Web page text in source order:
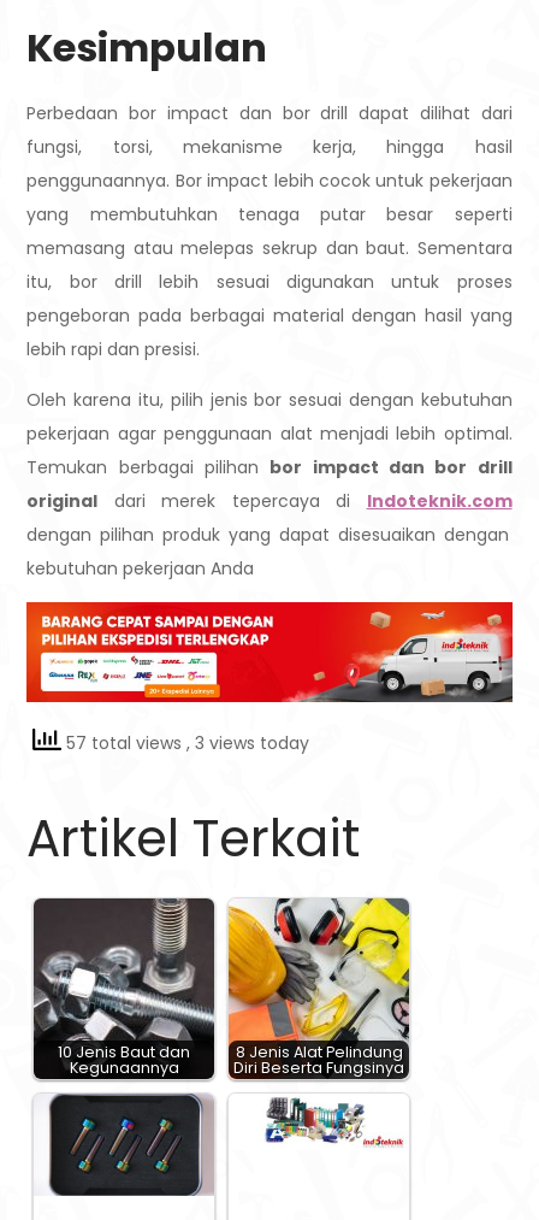
Kesimpulan
Perbedaan bor impact dan bor drill dapat dilihat dari
fungsi, torsi, mekanisme kerja, hingga hasil
penggunaannya. Bor impact lebih cocok untuk pekerjaan
yang membutuhkan tenaga putar besar seperti
memasang atau melepas sekrup dan baut. Sementara
itu, bor drill lebih sesuai digunakan untuk proses
pengeboran pada berbagai material dengan hasil yang
lebih rapi dan presisi.
Oleh karena itu, pilih jenis bor sesuai dengan kebutuhan
pekerjaan agar penggunaan alat menjadi lebih optimal.
Temukan berbagai pilihan bor impact dan bor drill
original dari merek tepercaya di Indoteknik.com
dengan pilihan produk yang dapat disesuaikan dengan
kebutuhan pekerjaan Anda
57 total views, 3 views today
Artikel Terkait
10 Jenis Baut dan
Kegunaannya
8 Jenis Alat Pelindung
Diri Beserta Fungsinya